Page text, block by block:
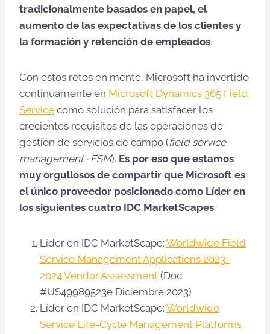
tradicionalmente basados en papel, el
aumento de las expectativas de los clientes y
la formación y retención de empleados.
Con estos retos en mente, Microsoft ha invertido
continuamente en Microsoft Dynamics 365 Field
Service como solución para satisfacer los
crecientes requisitos de las operaciones de
gestión de servicios de campo (field service
management · FSM). Es por eso que estamos
muy orgullosos de compartir que Microsoft es
el único proveedor posicionado como Líder en
los siguientes cuatro IDC MarketScapes:
Líder en IDC MarketScape: Worldwide Field
Service Management Applications 2023-
2024 Vendor Assessment (Doc
#US49989523e Diciembre 2023)
Líder en IDC MarketScape: Worldwide
Service Life-Cycle Management Platforms